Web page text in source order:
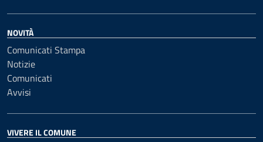
NOVITÀ
Comunicati Stampa
Notizie
Comunicati
Avvisi
VIVERE IL COMUNE